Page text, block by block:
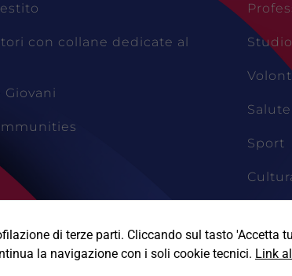
con collane dedicate al
Sport
di terze parti. Cliccando sul tasto 'Accetta
la navigazione con i soli cookie tecnici. Link